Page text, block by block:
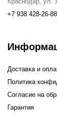
+7 938 428-26-88
Доставка и
Политика
Согласие на
Гарантия